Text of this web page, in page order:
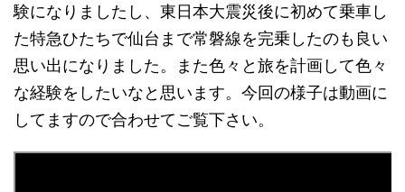
験になりましたし、東日本大震災後に初めて乗車し
た特急ひたちで仙台まで常磐線を完乗したのも良い
思い出になりました。また色々と旅を計画して色々
な経験をしたいなと思います。今回の様子は動画に
してますので合わせてご覧下さい。